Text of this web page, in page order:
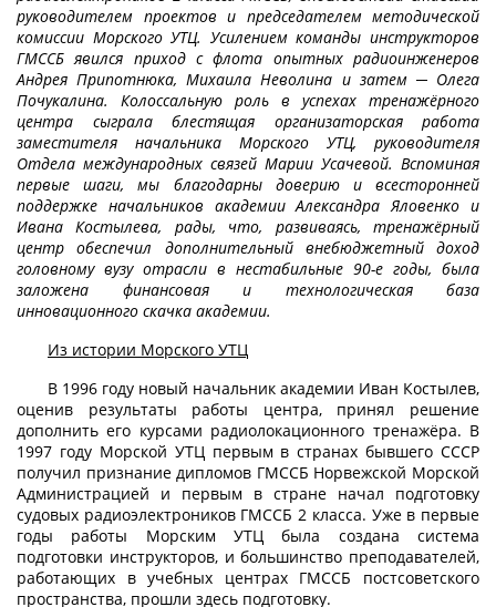
руководителем проектов и председателем методической
комиссии Морского УТЦ. Усилением команды инструкторов
ГМССБ явился приход с флота опытных радиоинженеров
Андрея Припотнюка, Михаила Неволина и затем ─ Олега
Почукалина. Колоссальную роль в успехах тренажёрного
центра сыграла блестящая организаторская работа
заместителя начальника Морского УТЦ, руководителя
Отдела международных связей Марии Усачевой. Вспоминая
первые шаги, мы благодарны доверию и всесторонней
поддержке начальников академии Александра Яловенко и
Ивана Костылева, рады, что, развиваясь, тренажёрный
центр обеспечил дополнительный внебюджетный доход
головному вузу отрасли в нестабильные 90-е годы, была
заложена финансовая и технологическая база
инновационного скачка академии.
Из истории Морского УТЦ
В 1996 году новый начальник академии Иван Костылев,
оценив результаты работы центра, принял решение
дополнить его курсами радиолокационного тренажёра. В
1997 году Морской УТЦ первым в странах бывшего СССР
получил признание дипломов ГМССБ Норвежской Морской
Администрацией и первым в стране начал подготовку
судовых радиоэлектроников ГМССБ 2 класса. Уже в первые
годы работы Морским УТЦ была создана система
подготовки инструкторов, и большинство преподавателей,
работающих в учебных центрах ГМССБ постсоветского
пространства, прошли здесь подготовку.